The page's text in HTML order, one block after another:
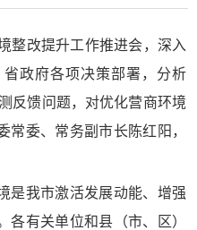
整改提升工作推进会，深入
政府各项决策部署，分析
反馈问题，对优化营商环境
常委、常务副市长陈红阳，
是我市激活发展动能、增强
各有关单位和县（市、区）